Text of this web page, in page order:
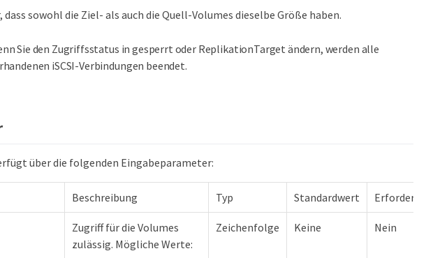
dass sowohl die Ziel- als auch die Quell-Volumes dieselbe Größe haben.
Sie den Zugriffsstatus in gesperrt oder ReplikationTarget ändern, werden alle
iSCSI-Verbindungen beendet.
über die folgenden Eingabeparameter:
Beschreibung Typ Standardwert Erforderlich
Zugriff für die Volumes
zulässig. Mögliche Werte:
Zeichenfolge Keine Nein